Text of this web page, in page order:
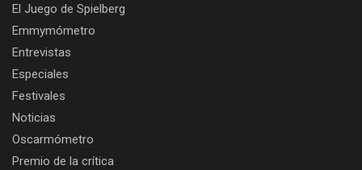
El Juego de Spielberg
Emmymómetro
Entrevistas
Especiales
Festivales
Noticias
Oscarmómetro
Premio de la crítica